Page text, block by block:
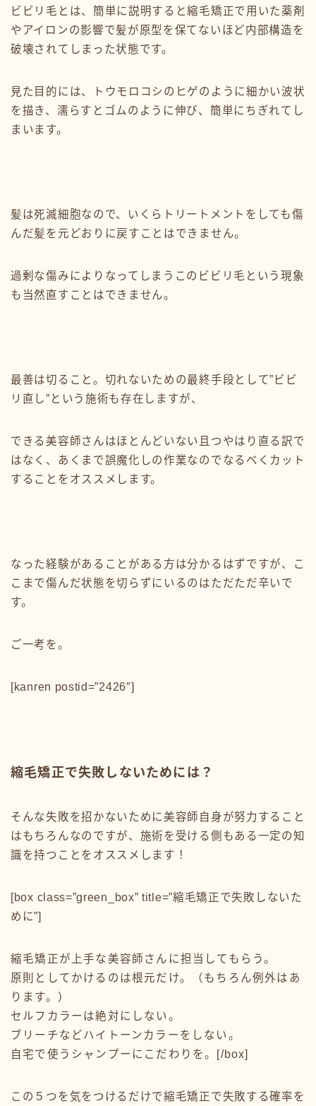
ビビリ毛とは、簡単に説明すると縮毛矯正で用いた薬剤
やアイロンの影響で髪が原型を保てないほど内部構造を
破壊されてしまった状態です。
見た目的には、トウモロコシのヒゲのように細かい波状
を描き、濡らすとゴムのように伸び、簡単にちぎれてし
まいます。
髪は死滅細胞なので、いくらトリートメントをしても傷
んだ髪を元どおりに戻すことはできません。
過剰な傷みによりなってしまうこのビビリ毛という現象
も当然直すことはできません。
最善は切ること。切れないための最終手段として”ビビ
リ直し”という施術も存在しますが、
できる美容師さんはほとんどいない且つやはり直る訳で
はなく、あくまで誤魔化しの作業なのでなるべくカット
することをオススメします。
なった経験があることがある方は分かるはずですが、こ
こまで傷んだ状態を切らずにいるのはただただ辛いで
す。
ご一考を。
[kanren postid=”2426″]
縮毛矯正で失敗しないためには？
そんな失敗を招かないために美容師自身が努力すること
はもちろんなのですが、施術を受ける側もある一定の知
識を持つことをオススメします！
[box class=”green_box” title=”縮毛矯正で失敗しないた
めに”]
縮毛矯正が上手な美容師さんに担当してもらう。
原則としてかけるのは根元だけ。（もちろん例外はあ
ります。）
セルフカラーは絶対にしない。
ブリーチなどハイトーンカラーをしない。
自宅で使うシャンプーにこだわりを。[/box]
この５つを気をつけるだけで縮毛矯正で失敗する確率を